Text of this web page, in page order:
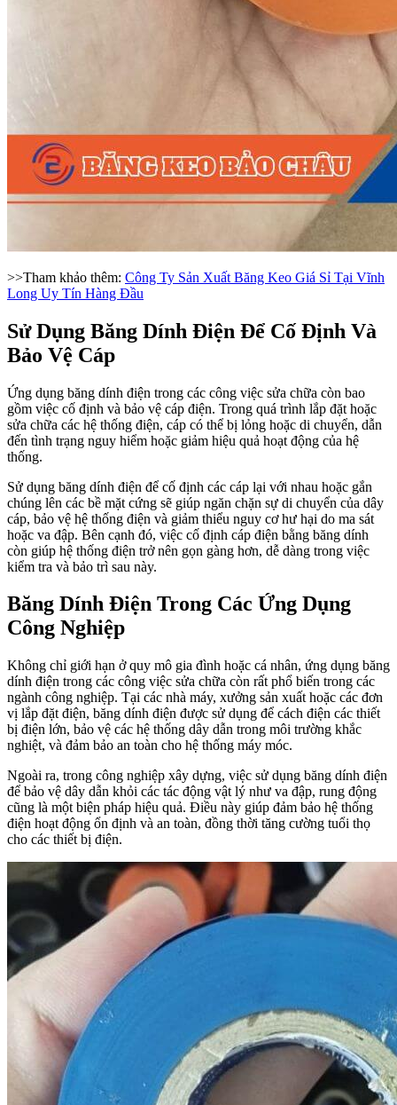
>>Tham khảo thêm: Công Ty Sản Xuất Băng Keo Giá Sỉ Tại Vĩnh
Long Uy Tín Hàng Đầu
Sử Dụng Băng Dính Điện Để Cố Định Và
Bảo Vệ Cáp
Ứng dụng băng dính điện trong các công việc sửa chữa còn bao
gồm việc cố định và bảo vệ cáp điện. Trong quá trình lắp đặt hoặc
sửa chữa các hệ thống điện, cáp có thể bị lỏng hoặc di chuyển, dẫn
đến tình trạng nguy hiểm hoặc giảm hiệu quả hoạt động của hệ
thống.
Sử dụng băng dính điện để cố định các cáp lại với nhau hoặc gắn
chúng lên các bề mặt cứng sẽ giúp ngăn chặn sự di chuyển của dây
cáp, bảo vệ hệ thống điện và giảm thiểu nguy cơ hư hại do ma sát
hoặc va đập. Bên cạnh đó, việc cố định cáp điện bằng băng dính
còn giúp hệ thống điện trở nên gọn gàng hơn, dễ dàng trong việc
kiểm tra và bảo trì sau này.
Băng Dính Điện Trong Các Ứng Dụng
Công Nghiệp
Không chỉ giới hạn ở quy mô gia đình hoặc cá nhân, ứng dụng băng
dính điện trong các công việc sửa chữa còn rất phổ biến trong các
ngành công nghiệp. Tại các nhà máy, xưởng sản xuất hoặc các đơn
vị lắp đặt điện, băng dính điện được sử dụng để cách điện các thiết
bị điện lớn, bảo vệ các hệ thống dây dẫn trong môi trường khắc
nghiệt, và đảm bảo an toàn cho hệ thống máy móc.
Ngoài ra, trong công nghiệp xây dựng, việc sử dụng băng dính điện
để bảo vệ dây dẫn khỏi các tác động vật lý như va đập, rung động
cũng là một biện pháp hiệu quả. Điều này giúp đảm bảo hệ thống
điện hoạt động ổn định và an toàn, đồng thời tăng cường tuổi thọ
cho các thiết bị điện.